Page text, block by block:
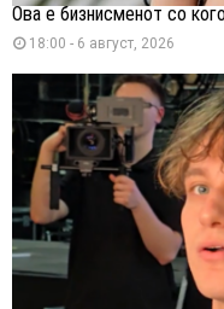
Ова е бизнисменот со
18:00 - 6 август, 2026